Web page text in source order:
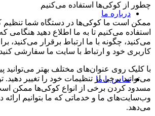
ما
با ما
استفاده می‌کنیم
کوکی‌ها در دستگاه شما تنظیم کنیم. ما از
تا به ما اطلاع دهید هنگامی که از
با ما ارتباط برقرار می‌کنید، برای غلبه بر
و ارتباط با سایت ما سفارشی کنید.
عنوان‌های مختلف بهتر می‌توانید پیدا کنید.
از تنظیمات خود را تغییر دهید. توجه
برخی از انواع کوکی‌ها ممکن است تجربه
ما و خدماتی که ما بتوانیم ارائه دهیم، تحت